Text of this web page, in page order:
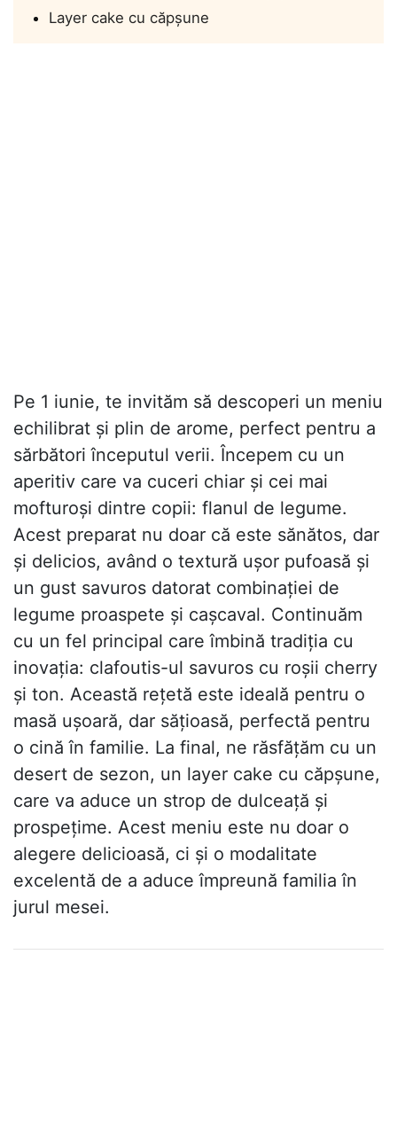
Layer cake cu căpșune
Pe 1 iunie, te invităm să descoperi un meniu
echilibrat și plin de arome, perfect pentru a
sărbători începutul verii. Începem cu un
aperitiv care va cuceri chiar și cei mai
mofturoși dintre copii: flanul de legume.
Acest preparat nu doar că este sănătos, dar
și delicios, având o textură ușor pufoasă și
un gust savuros datorat combinației de
legume proaspete și cașcaval. Continuăm
cu un fel principal care îmbină tradiția cu
inovația: clafoutis-ul savuros cu roșii cherry
și ton. Această rețetă este ideală pentru o
masă ușoară, dar sățioasă, perfectă pentru
o cină în familie. La final, ne răsfățăm cu un
desert de sezon, un layer cake cu căpșune,
care va aduce un strop de dulceață și
prospețime. Acest meniu este nu doar o
alegere delicioasă, ci și o modalitate
excelentă de a aduce împreună familia în
jurul mesei.